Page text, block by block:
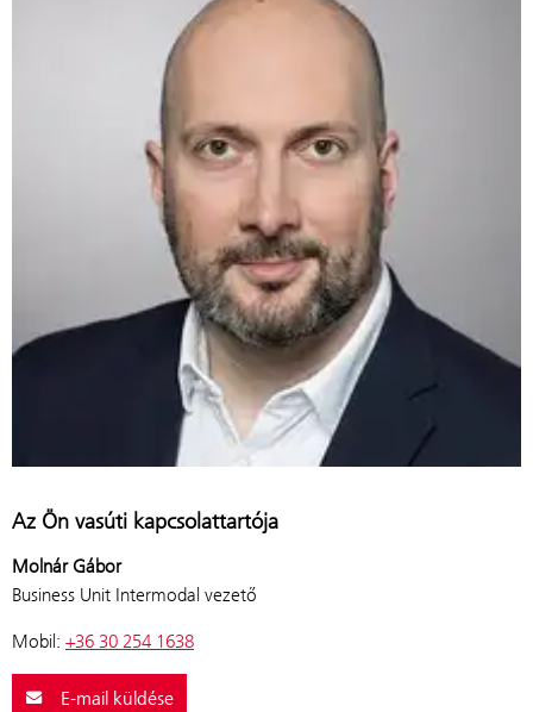
Az Ön vasúti kapcsolattartója
Molnár Gábor
Business Unit Intermodal vezető
Mobil: +36 30 254 1638
E-mail küldése